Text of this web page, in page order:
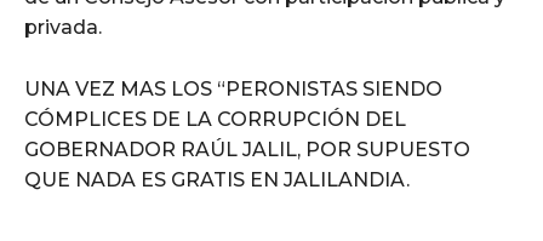
privada.
UNA VEZ MAS LOS “PERONISTAS SIENDO
CÓMPLICES DE LA CORRUPCIÓN DEL
GOBERNADOR RAÚL JALIL, POR SUPUESTO
QUE NADA ES GRATIS EN JALILANDIA.